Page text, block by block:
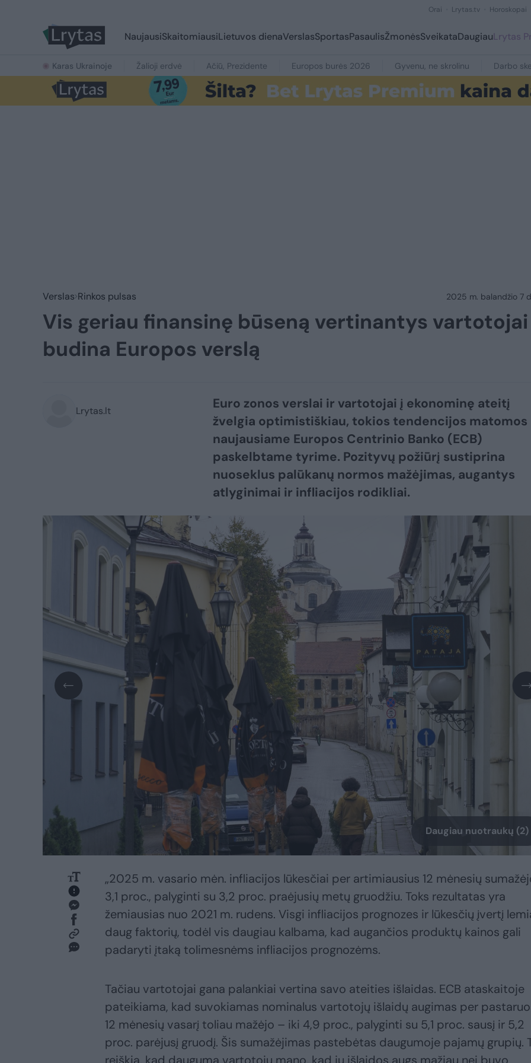
Orai Lrytas.tv Horoskopai
NaujausiSkaitomiausiLietuvos dienaVerslasSportasPasaulisŽmonėsSveikataDaugiauLrytas
Karas Ukrainoje Žalioji erdvė Ačiū, Prezidente Europos burės 2026 Gyvenu, ne skrolinu Darbo
Verslas Rinkos pulsas 2025 m. balandžio 7
Vis geriau finansinę būseną vertinantys vartotojai
budina Europos verslą
Lrytas.lt
Euro zonos verslai ir vartotojai į ekonominę ateitį
žvelgia optimistiškiau, tokios tendencijos matomos
naujausiame Europos Centrinio Banko (ECB)
paskelbtame tyrime. Pozityvų požiūrį sustiprina
nuoseklus palūkanų normos mažėjimas, augantys
atlyginimai ir infliacijos rodikliai.
Daugiau nuotraukų (2)
„2025 m. vasario mėn. infliacijos lūkesčiai per artimiausius 12 mėnesių
3,1 proc., palyginti su 3,2 proc. praėjusių metų gruodžiu. Toks rezultatas yra
žemiausias nuo 2021 m. rudens. Visgi infliacijos prognozes ir lūkesčių įvertį
daug faktorių, todėl vis daugiau kalbama, kad augančios produktų kainos gali
padaryti įtaką tolimesnėms infliacijos prognozėms.
Tačiau vartotojai gana palankiai vertina savo ateities išlaidas. ECB ataskaitoje
pateikiama, kad suvokiamas nominalus vartotojų išlaidų augimas per
12 mėnesių vasarį toliau mažėjo – iki 4,9 proc., palyginti su 5,1 proc. sausį ir 5,2
proc. parėjusį gruodį. Šis sumažėjimas pastebėtas daugumoje pajamų grupių.